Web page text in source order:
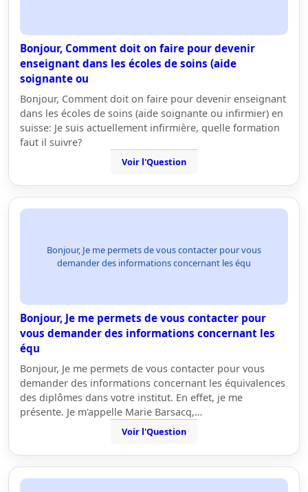
Bonjour, Comment doit on faire pour devenir
enseignant dans les écoles de soins (aide
soignante ou
Bonjour, Comment doit on faire pour devenir enseignant
dans les écoles de soins (aide soignante ou infirmier) en
suisse: Je suis actuellement infirmière, quelle formation
faut il suivre?
Voir l'Question
Bonjour, Je me permets de vous contacter pour vous
demander des informations concernant les équ
Bonjour, Je me permets de vous contacter pour
vous demander des informations concernant les
équ
Bonjour, Je me permets de vous contacter pour vous
demander des informations concernant les équivalences
des diplômes dans votre institut. En effet, je me
présente. Je m'appelle Marie Barsacq,…
Voir l'Question